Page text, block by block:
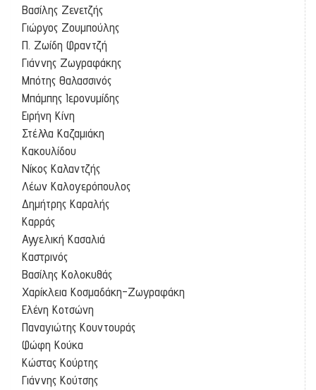
Βασίλης Ζενετζής
Γιώργος Ζουμπούλης
Π. Ζωίδη Φραντζή
Γιάννης Ζωγραφάκης
Μπότης Θαλασσινός
Μπάμπης Ιερονυμίδης
Ειρήνη Κίνη
Στέλλα Καζαμιάκη
Κακουλίδου
Νίκος Καλαντζής
Λέων Καλογερόπουλος
Δημήτρης Καραλής
Καρράς
Αγγελική Κασαλιά
Καστρινός
Βασίλης Κολοκυθάς
Χαρίκλεια Κοσμαδάκη-Ζωγραφάκη
Ελένη Κοτσώνη
Παναγιώτης Κουντουράς
Φώφη Κούκα
Κώστας Κούρτης
Γιάννης Κούτσης